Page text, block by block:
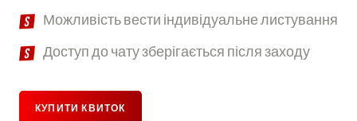
Можливість вести індивідуальне листування
Доступ до чату зберігається після заходу
КУПИТИ КВИТОК